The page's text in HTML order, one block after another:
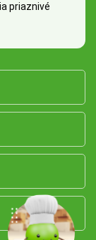
priaznivé